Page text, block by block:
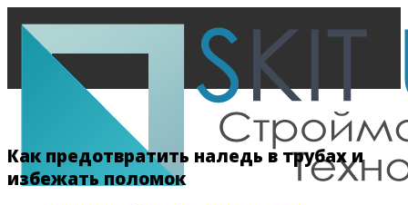
Как предотвратить наледь в трубах и
избежать поломок